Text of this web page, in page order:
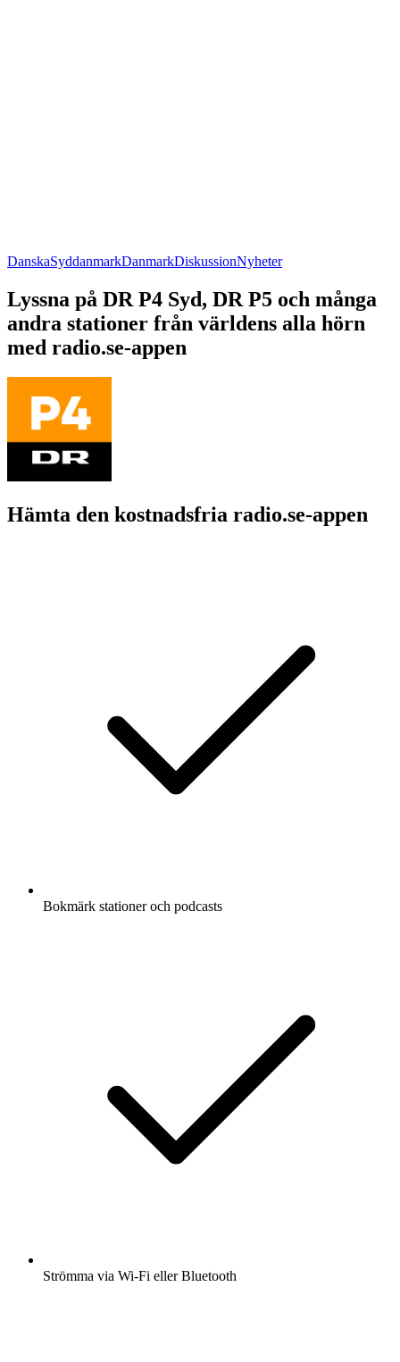
DanskaSyddanmarkDanmarkDiskussionNyheter
Lyssna på DR P4 Syd, DR P5 och många
andra stationer från världens alla hörn
med radio.se-appen
Hämta den kostnadsfria radio.se-appen
Bokmärk stationer och podcasts
Strömma via Wi-Fi eller Bluetooth